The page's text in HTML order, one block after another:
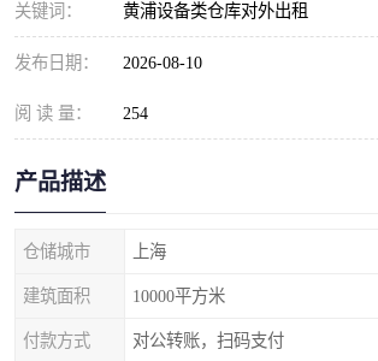
关键词： 黄浦设备类仓库对外出租
发布日期： 2026-08-10
阅 读 量： 254
产品描述
仓储城市 上海
建筑面积 10000平方米
付款方式 对公转账，扫码支付